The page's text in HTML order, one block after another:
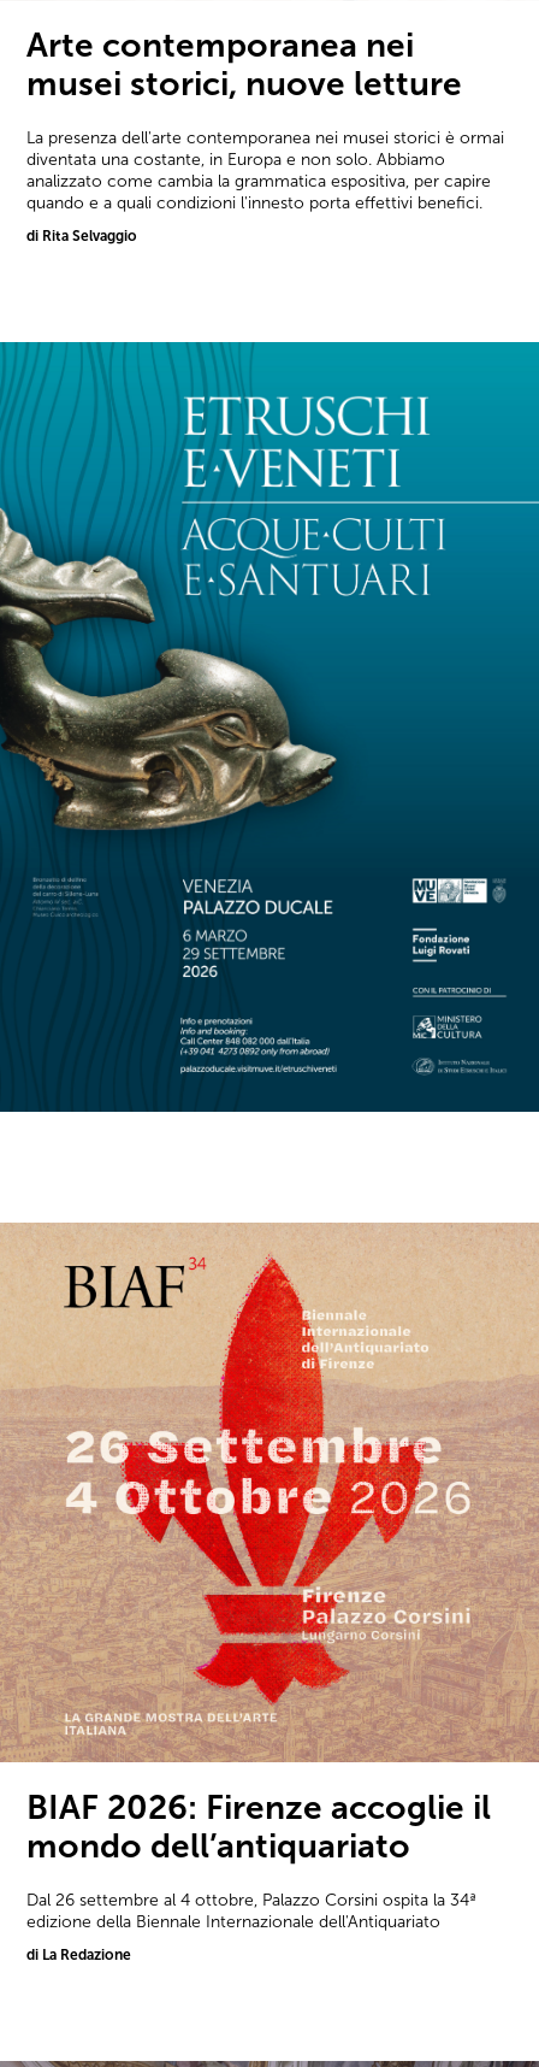
Arte contemporanea nei
musei storici, nuove letture
La presenza dell'arte contemporanea nei musei storici è ormai
diventata una costante, in Europa e non solo. Abbiamo
analizzato come cambia la grammatica espositiva, per capire
quando e a quali condizioni l'innesto porta effettivi benefici.
di Rita Selvaggio
BIAF 2026: Firenze accoglie il
mondo dell’antiquariato
Dal 26 settembre al 4 ottobre, Palazzo Corsini ospita la 34ª
edizione della Biennale Internazionale dell'Antiquariato
di La Redazione